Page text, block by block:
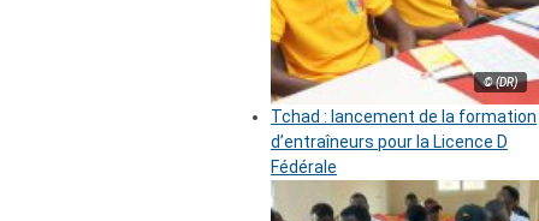
© (DR)
Tchad : lancement de la formation
d’entraîneurs pour la Licence D
Fédérale